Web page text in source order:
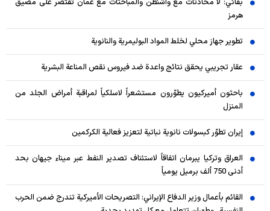
هرمز
تطوير جهاز محلي لخلط المواد البوليمرية والنانوية
عقار تجريبي يحقق نتائج واعدة ضد فيروس نقص المناعة البشرية
باحثون أميركيون يطوّرون مستشعراً لاسلكياً لمراقبة أمراض الجلد من
المنزل
إيران تطوّر كبسولات نانوية نباتية لتعزيز فعالية الكركمين
العراق وتركيا يبرمان اتفاقاً لاستئناف تصدير النفط عبر ميناء جيهان بحد
أدنى 750 ألف برميل يومياً
القائم بأعمال وزير الدفاع الإيراني: التصريحات الأميركية تندرج ضمن الحرب